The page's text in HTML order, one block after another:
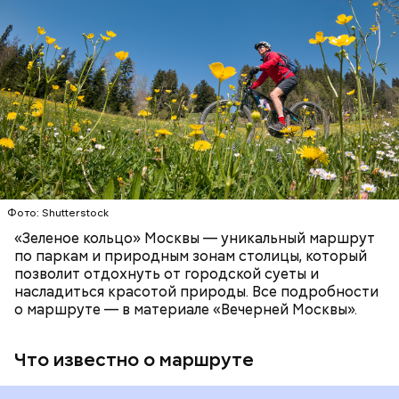
Фото: Shutterstock
«Зеленое кольцо» Москвы — уникальный маршрут
по паркам и природным зонам столицы, который
позволит отдохнуть от городской суеты и
насладиться красотой природы. Все подробности
о маршруте — в материале «Вечерней Москвы».
Что известно о маршруте
веломаршрут «Зеленое кольцо» соединит зеленые
зоны, метро, МЦД и МЦК по всей Москве.
Протяженность такого маршрута составит 120
километров:
СПОРТ ОТДЫХ
ВЕЛОСИПЕДЫ
САМОКАТЫ
МОСКВА
Патриаршие пруды
изображением силуэтов Воланда, Коровьева и
Бегемота, который предостерегает от разговоров
с незнакомцами.
Московский зоопарк
Новосибирска и Красноярска.